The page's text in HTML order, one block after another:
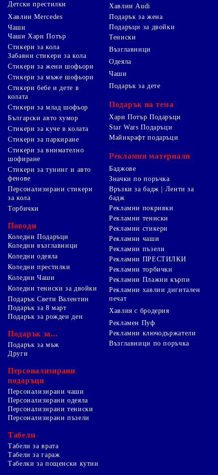
Детски престилки
Хавлии Audi
Хавлии Mercedes
Чаши
Чаши Хари Потър
Стикери за кола
Забавни стикери за кола
Стикери за жени шофьори
Стикери за мъже шофьори
Стикери бебе и дете в
колата
Стикери за млад шофьор
Български авто хумор
Стикери за куче в колата
Стикери за паркиране
Стикери за внимателно
шофиране
Стикери за тунинг и авто
фенове
Персонализирани стикери
за кола
Торбички
Поводи
Коледни Подаръци
Коледни възглавници
Коледни одеяла
Коледни престилки
Коледни Чаши
Коледни тениски за двойки
Подарък Свети Валентин
Подарък за 8 март
Подарък за рожден ден
Подарък за...
Подарък за мъж
Подарък за жена
Подаръци за двойки
Тениски
Възглавници
Одеяла
Чаши
Подарък за дете
Подарък на тема
Хари Потър Подаръци
Star Wars Подаръци
Майнкрафт подаръци
Рекламни материали
Баджове
Значки по поръчка
Връзки за бадж | Ленти за
бадж
Рекламни покривки
Рекламни тениски
Рекламни стикери
Рекламни чаши
Рекламни пъзели
Рекламни ПРЕСТИЛКИ
Рекламни торбички
Рекламни Плажни кърпи
Рекламни хавлии дигитален
печат
Хавлия с бродерия
Рекламен Пуф
Рекламни ключодържатели
Възглавници по поръчка
Други
Персонализирани
подаръци
Персонализирани чаши
Персонализирани одеяла
Персонализирани тениски
Персонализирани пъзели
Табели
Табели за врата
Табели за гараж
Табелки за пощенски кутии